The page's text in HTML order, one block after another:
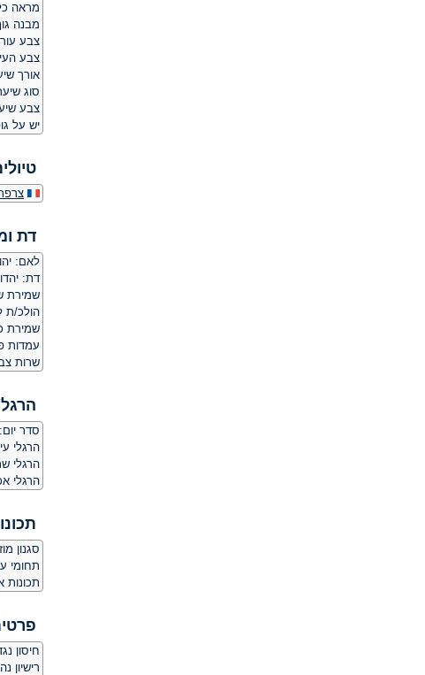
מראה
מבנה
צבע
צבע
אורך
סוג
צבע
יש על
דת
לאם:
דת:
שמירת
הולכ/ת
שמירת
עמדות
שרות
סדר
הרגלי
הרגלי
הרגלי
סגנון
תחומי
תכונות
חיסון
רישיון